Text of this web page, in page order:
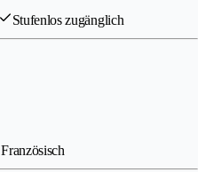
Stufenlos zugänglich
Französisch